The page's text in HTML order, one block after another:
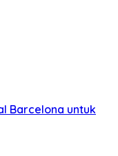
Barcelona untuk